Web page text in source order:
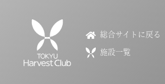
総合サイトに戻る
施設一覧
VIALA annex軽井沢
VIALA annex Karuizawa